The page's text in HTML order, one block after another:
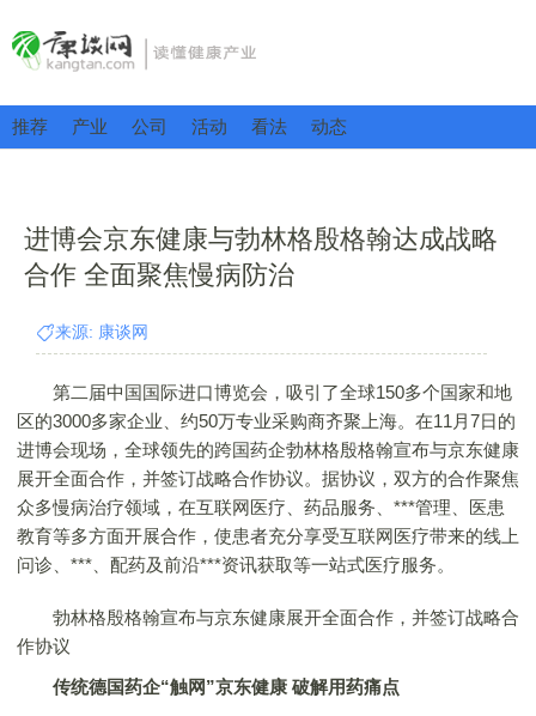
推荐 产业 公司 活动 看法 动态
进博会京东健康与勃林格殷格翰达成战略
合作 全面聚焦慢病防治
来源: 康谈网
第二届中国国际进口博览会，吸引了全球150多个国家和地
区的3000多家企业、约50万专业采购商齐聚上海。在11月7日的
进博会现场，全球领先的跨国药企勃林格殷格翰宣布与京东健康
展开全面合作，并签订战略合作协议。据协议，双方的合作聚焦
众多慢病治疗领域，在互联网医疗、药品服务、***管理、医患
教育等多方面开展合作，使患者充分享受互联网医疗带来的线上
问诊、***、配药及前沿***资讯获取等一站式医疗服务。
勃林格殷格翰宣布与京东健康展开全面合作，并签订战略合
作协议
传统德国药企“触网”京东健康 破解用药痛点